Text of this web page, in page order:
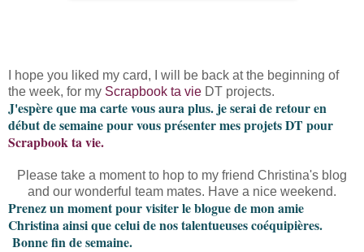
I hope you liked my card, I will be back at the beginning of
the week, for my Scrapbook ta vie DT projects.
J'espère que ma carte vous aura plus. je serai de retour en
début de semaine pour vous présenter mes projets DT pour
Scrapbook ta vie.
Please take a moment to hop to my friend Christina's blog
and our wonderful team mates. Have a nice weekend.
Prenez un moment pour visiter le blogue de mon amie
Christina ainsi que celui de nos talentueuses coéquipières.
Bonne fin de semaine.